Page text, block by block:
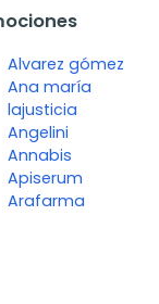
Alvarez gómez
Ana maría
lajusticia
Angelini
Annabis
Apiserum
Arafarma